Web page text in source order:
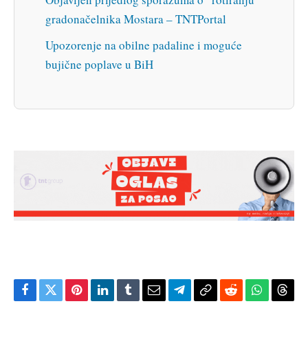
gradonačelnika Mostara – TNTPortal
Upozorenje na obilne padaline i moguće
bujične poplave u BiH
Facebook
TwitterPinterestLinkedIn
TumblrEmailTelegram
CopyReddit